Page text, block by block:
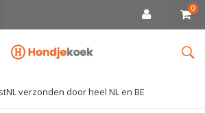
0
verzonden door heel NL en BE